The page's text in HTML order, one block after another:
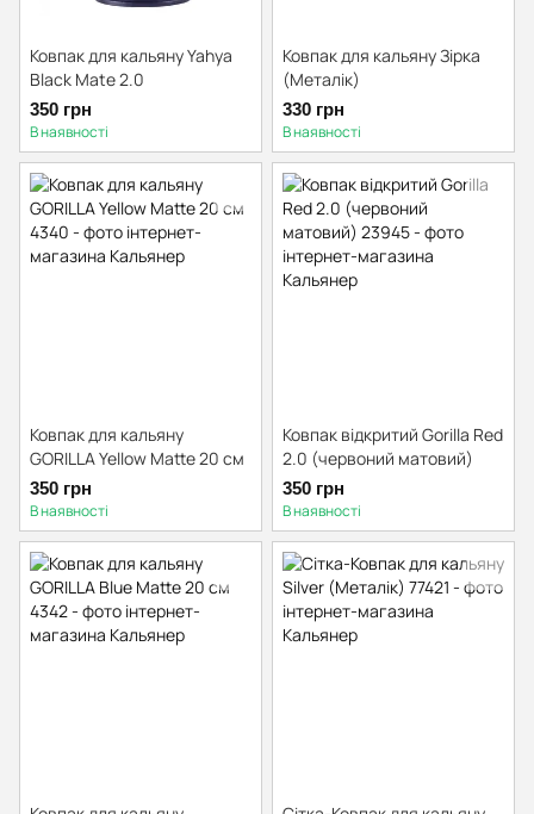
Ковпак для кальяну Yahya
Black Mate 2.0
350 грн
В наявності
Ковпак для кальяну Зірка
(Металік)
330 грн
В наявності
Ковпак для кальяну
GORILLA Yellow Matte 20 см
350 грн
В наявності
Ковпак відкритий Gorilla Red
2.0 (червоний матовий)
350 грн
В наявності